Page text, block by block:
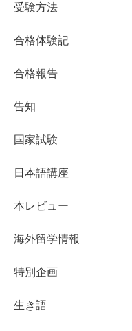
受験方法
合格体験記
合格報告
告知
国家試験
日本語講座
本レビュー
海外留学情報
特別企画
生き語